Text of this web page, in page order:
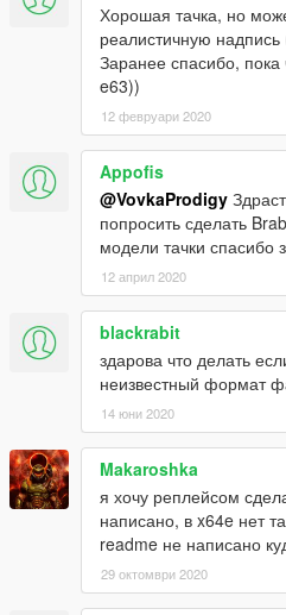
Хорошая тачка, но
реалистичную надпись
Заранее спасибо,
e63))
12 февруари 2020
Appofis
@VovkaProdigy
попросить сделать
модели тачки спасибо
12 април 2020
blackrabit
здарова что делать
неизвестный формат
14 юни 2020
Makaroshka
я хочу реплейсом
написано, в x64e нет
readme не написано
29 октомври 2020